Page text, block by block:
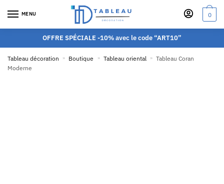
MENU 0
OFFRE SPÉCIALE -10% avec le code “ART10”
Tableau décoration » Boutique » Tableau oriental » Tableau Coran
Moderne